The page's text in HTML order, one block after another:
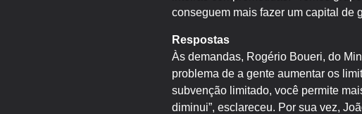
conseguem mais fazer um capital de
Respostas
Às demandas, Rogério Boueri, do
problema de a gente aumentar os
subvenção limitado, você permite
diminui”, esclareceu. Por sua vez,